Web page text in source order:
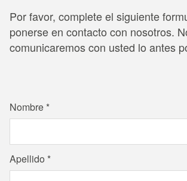
Por favor, complete el siguiente
ponerse en contacto con nosotros.
comunicaremos con usted lo antes
Nombre
Apellido